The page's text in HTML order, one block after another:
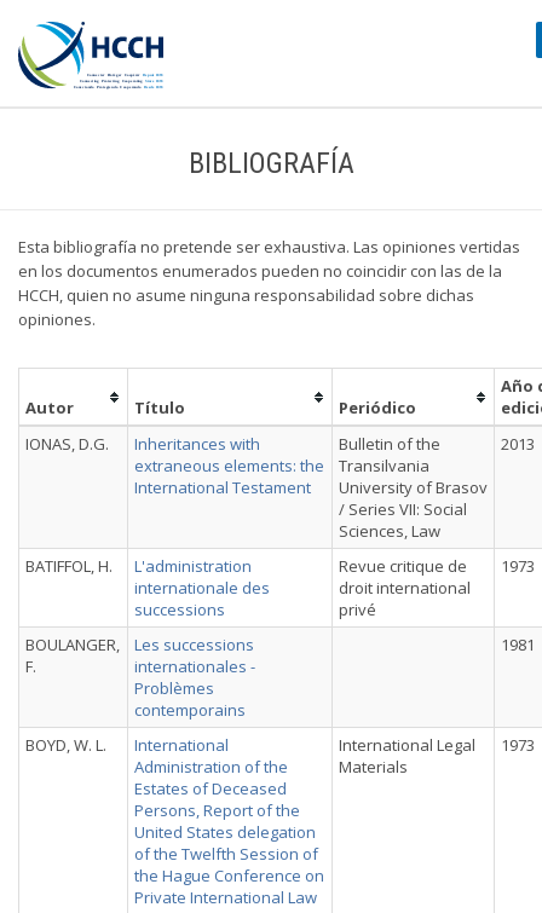
BIBLIOGRAFÍA
Esta bibliografía no pretende ser exhaustiva. Las opiniones vertidas
en los documentos enumerados pueden no coincidir con las de la
HCCH, quien no asume ninguna responsabilidad sobre dichas
opiniones.
Autor Título Periódico
Año
IONAS, D.G.
Inheritances with
extraneous elements: the
International Testament
Bulletin of the
Transilvania
University of Brasov
/ Series VII: Social
Sciences, Law
2013
BATIFFOL, H.
L'administration
internationale des
successions
Revue critique de
droit international
privé
1973
BOULANGER,
F.
Les successions
internationales -
Problèmes
contemporains
1981
BOYD, W. L.
International
Administration of the
Estates of Deceased
Persons, Report of the
United States delegation
of the Twelfth Session of
the Hague Conference on
Private International Law
International Legal
Materials
1973